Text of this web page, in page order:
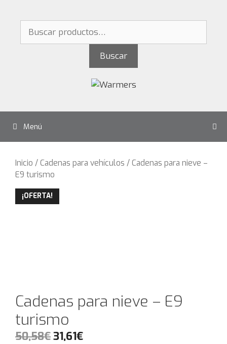
contenido
Buscar
por:
Buscar
Menú
Inicio /Cadenas para vehículos / Cadenas para nieve –
E9 turismo
¡OFERTA!
Cadenas para nieve – E9
turismo
50,58€31,61€